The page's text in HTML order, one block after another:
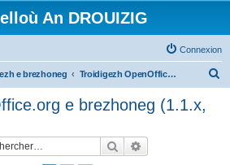
An DROUIZIG
Connexion
e brezhoneg Troidigezh OpenOffice.org e brezhoneg (1.1.x, 2.x ha 3.x)
e brezhoneg (1.1.x,
Rechercher